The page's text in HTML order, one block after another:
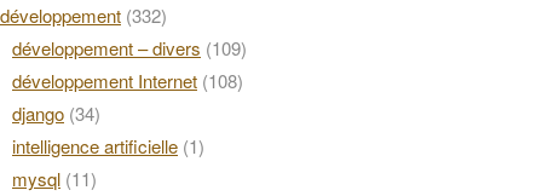
développement (332)
développement – divers (109)
développement Internet (108)
django (34)
intelligence artificielle (1)
mysql (11)